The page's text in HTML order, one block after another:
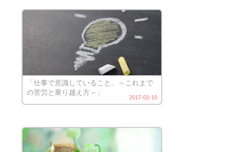
「仕事で意識していること。～これまで
の苦労と乗り越え方～」
2017-02-10